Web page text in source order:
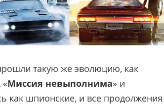
такую же эволюцию, как
Миссия невыполнима» и
как шпионские, и все продолжения